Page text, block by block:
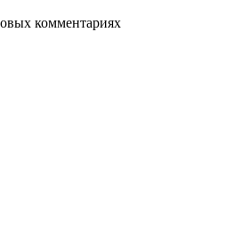
комментариях